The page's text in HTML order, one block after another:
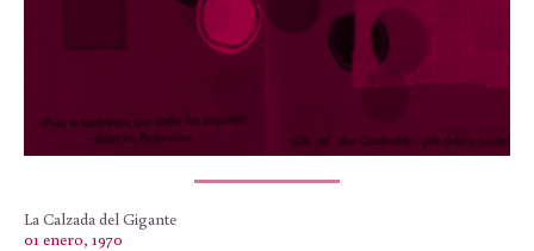
La Calzada del Gigante
01 enero, 1970